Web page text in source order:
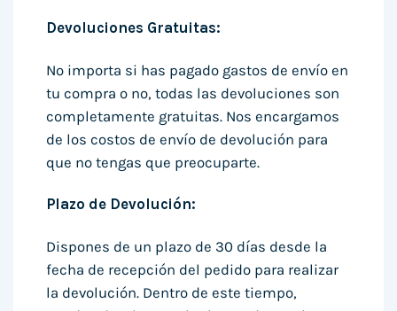
Devoluciones Gratuitas:
No importa si has pagado gastos de envío en
tu compra o no, todas las devoluciones son
completamente gratuitas. Nos encargamos
de los costos de envío de devolución para
que no tengas que preocuparte.
Plazo de Devolución:
Dispones de un plazo de 30 días desde la
fecha de recepción del pedido para realizar
la devolución. Dentro de este tiempo,